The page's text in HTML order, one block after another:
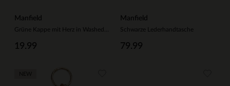
Manfield
19.99
Manfield
Schwarze Lederhandtasche
79.99